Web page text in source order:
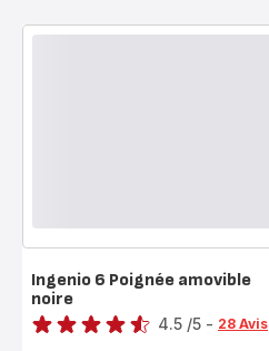
Ingenio 6 Poignée amovible
noire
Note
4.5 /5 - 28 Avis